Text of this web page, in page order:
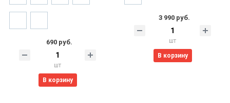
690 руб.
шт
В корзину
3 990 руб.
шт
В корзину